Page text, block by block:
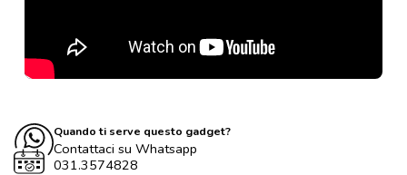
Quando ti serve questo gadget?
Contattaci su Whatsapp
031.3574828